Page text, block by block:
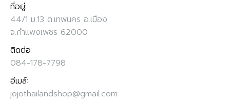
ที่อยู่:
44/1 ม.13 ต.เทพนคร อ.เมือง
จ.กำแพงเพชร 62000
ติดต่อ:
084-178-7798
อีเมล์:
jojothailandshop@gmail.com